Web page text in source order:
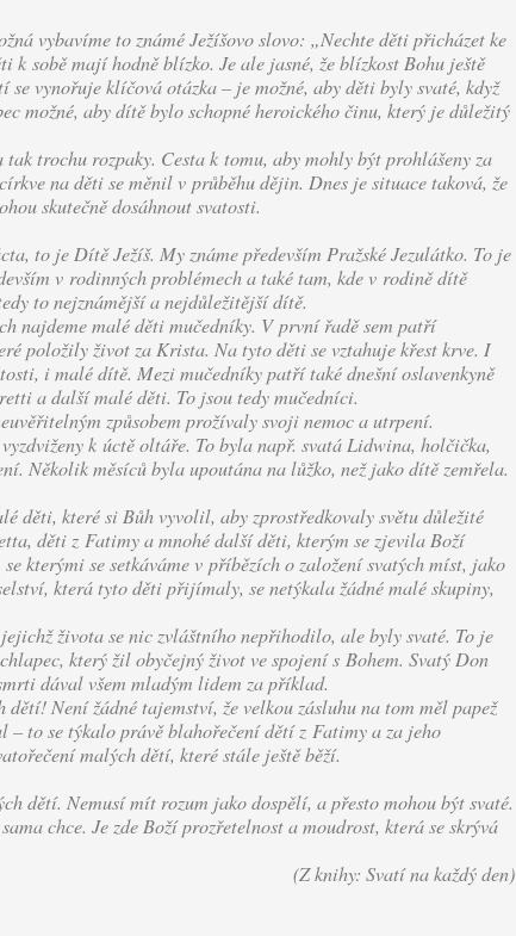
vybavíme to známé Ježíšovo slovo: „Nechte děti přicházet ke
k sobě mají hodně blízko. Je ale jasné, že blízkost Bohu ještě
vynořuje klíčová otázka – je možné, aby děti byly svaté, když
možné, aby dítě bylo schopné heroického činu, který je důležitý
trochu rozpaky. Cesta k tomu, aby mohly být prohlášeny za
na děti se měnil v průběhu dějin. Dnes je situace taková, že
skutečně dosáhnout svatosti.
to je Dítě Ježíš. My známe především Pražské Jezulátko. To je
v rodinných problémech a také tam, kde v rodině dítě
to nejznámější a nejdůležitější dítě.
najdeme malé děti mučedníky. V první řadě sem patří
položily život za Krista. Na tyto děti se vztahuje křest krve. I
i malé dítě. Mezi mučedníky patří také dnešní oslavenkyně
a další malé děti. To jsou tedy mučedníci.
způsobem prožívaly svoji nemoc a utrpení.
k úctě oltáře. To byla např. svatá Lidwina, holčička,
Několik měsíců byla upoutána na lůžko, než jako dítě zemřela.
děti, které si Bůh vyvolil, aby zprostředkovaly světu důležité
děti z Fatimy a mnohé další děti, kterým se zjevila Boží
kterými se setkáváme v příbězích o založení svatých míst, jako
která tyto děti přijímaly, se netýkala žádné malé skupiny,
života se nic zvláštního nepřihodilo, ale byly svaté. To je
který žil obyčejný život ve spojení s Bohem. Svatý Don
dával všem mladým lidem za příklad.
Není žádné tajemství, že velkou zásluhu na tom měl papež
to se týkalo právě blahořečení dětí z Fatimy a za jeho
malých dětí, které stále ještě běží.
dětí. Nemusí mít rozum jako dospělí, a přesto mohou být svaté.
chce. Je zde Boží prozřetelnost a moudrost, která se skrývá
(Z knihy: Svatí na každý den)